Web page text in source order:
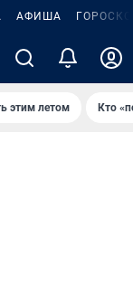
АФИША
этим летом Кто